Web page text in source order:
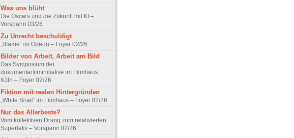
Was uns blüht
Die Oscars und die Zukunft mit KI –
Vorspann 03/26
Zu Unrecht beschuldigt
„Blame“ im Odeon – Foyer 02/26
Bilder von Arbeit, Arbeit am Bild
Das Symposium der
dokumentarfilminitiative im Filmhaus
Köln – Foyer 02/26
Fiktion mit realen Hintergründen
„White Snail“ im Filmhaus – Foyer 02/26
Nur das Allerbeste?
Vom kollektiven Drang zum relativierten
Superlativ – Vorspann 02/26